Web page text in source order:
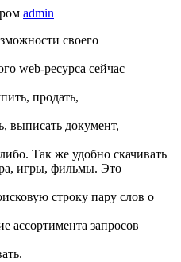
admin
своего
web-ресурса сейчас
продать,
выписать документ,
Так же удобно скачивать
игры, фильмы. Это
строку пару слов о
ассортимента запросов